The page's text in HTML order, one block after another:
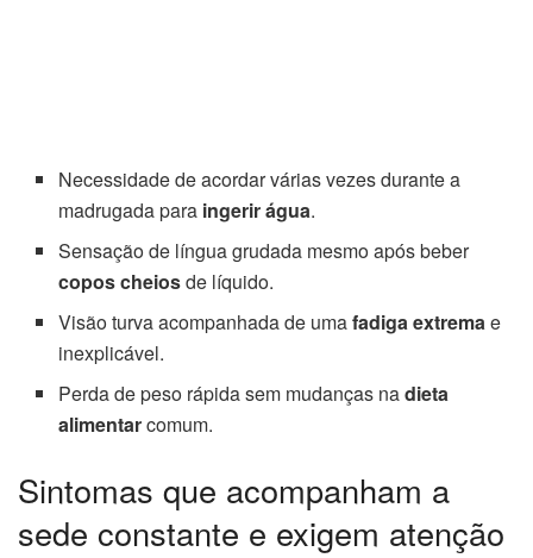
Necessidade de acordar várias vezes durante a
madrugada para ingerir água.
Sensação de língua grudada mesmo após beber
copos cheiosde líquido.
Visão turva acompanhada de umafadiga extremae
inexplicável.
Perda de peso rápida sem mudanças nadieta
alimentarcomum.
Sintomas que acompanham a
sede constante e exigem atenção